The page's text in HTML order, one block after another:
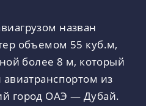
назван
объемом 55 куб.м,
более 8 м, который
из
город ОАЭ — Дубай.